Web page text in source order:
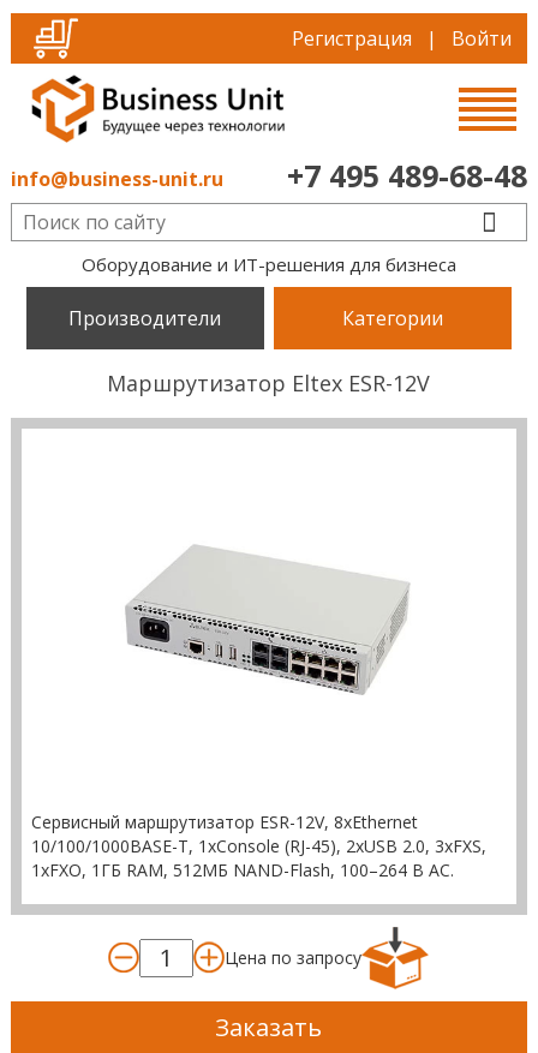
Регистрация | Войти
info@business-unit.ru +7 495 489-68-48
Оборудование и ИТ-решения для бизнеса
Производители Категории
Маршрутизатор Eltex ESR-12V
Сервисный маршрутизатор ESR-12V, 8хEthernet
10/100/1000BASE-T, 1хConsole (RJ-45), 2хUSB 2.0, 3xFXS,
1xFXO, 1ГБ RAM, 512МБ NAND-Flash, 100–264 В AC.
Цена по запросу
Заказать